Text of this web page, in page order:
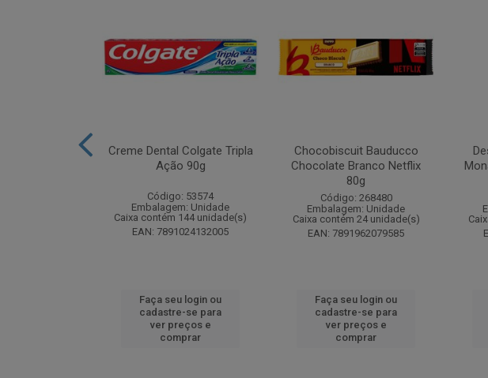
Creme Dental Colgate Tripla
Ação 90g
Código: 53574
Embalagem: Unidade
Caixa contém 144 unidade(s)
EAN: 7891024132005
Faça seu login ou
cadastre-se para
ver preços e
comprar
Chocobiscuit Bauducco
Chocolate Branco Netflix
80g
Código: 268480
Embalagem: Unidade
Caixa contém 24 unidade(s)
EAN: 7891962079585
Faça seu login ou
cadastre-se para
ver preços e
comprar